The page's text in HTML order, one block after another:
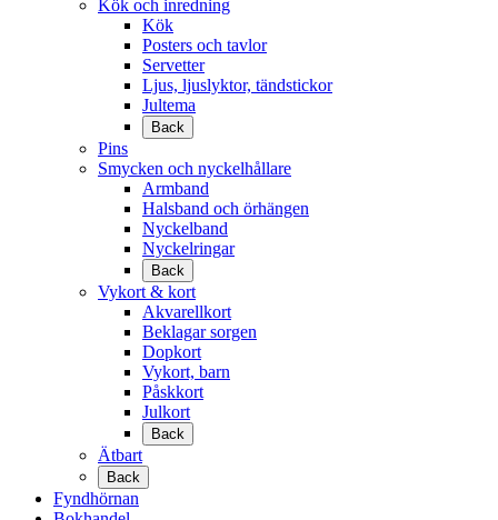
Kök och inredning
Kök
Posters och tavlor
Servetter
Ljus, ljuslyktor, tändstickor
Jultema
Back
Pins
Smycken och nyckelhållare
Armband
Halsband och örhängen
Nyckelband
Nyckelringar
Back
Vykort & kort
Akvarellkort
Beklagar sorgen
Dopkort
Vykort, barn
Påskkort
Julkort
Back
Ätbart
Back
Fyndhörnan